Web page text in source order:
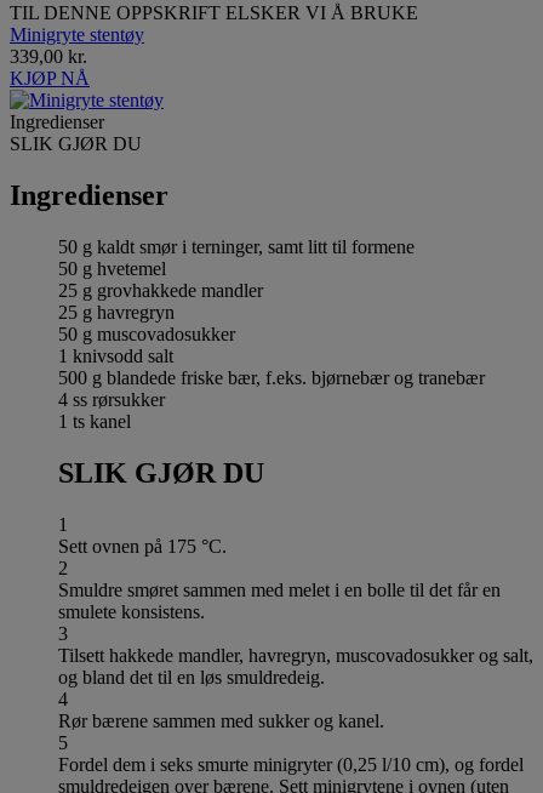
TIL DENNE OPPSKRIFT ELSKER VI Å BRUKE
Minigryte stentøy
339,00 kr.
KJØP NÅ
Ingredienser
SLIK GJØR DU
Ingredienser
50 g kaldt smør i terninger, samt litt til formene
50 g hvetemel
25 g grovhakkede mandler
25 g havregryn
50 g muscovadosukker
1 knivsodd salt
500 g blandede friske bær, f.eks. bjørnebær og tranebær
4 ss rørsukker
1 ts kanel
SLIK GJØR DU
1
Sett ovnen på 175 °C.
2
Smuldre smøret sammen med melet i en bolle til det får en
smulete konsistens.
3
Tilsett hakkede mandler, havregryn, muscovadosukker og salt,
og bland det til en løs smuldredeig.
4
Rør bærene sammen med sukker og kanel.
5
Fordel dem i seks smurte minigryter (0,25 l/10 cm), og fordel
smuldredeigen over bærene. Sett minigrytene i ovnen (uten